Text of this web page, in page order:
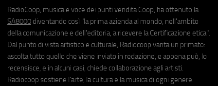
RadioCoop, musica e voce dei punti vendita Coop, ha ottenuto la
SA8000 diventando così "la prima azienda al mondo, nell'ambito
della comunicazione e dell'editoria, a ricevere la Certificazione etica".
Dal punto di vista artistico e culturale, Radiocoop vanta un primato:
ascolta tutto quello che viene inviato in redazione, e appena può, lo
recensisce, e in alcuni casi, chiede collaborazione agli artisti.
Radiocoop sostiene l'arte, la cultura e la musica di ogni genere.